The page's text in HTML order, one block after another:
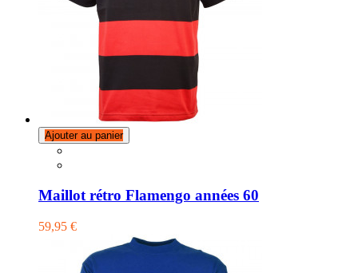
Ajouter au panier
Maillot rétro Flamengo années 60
59,95 €